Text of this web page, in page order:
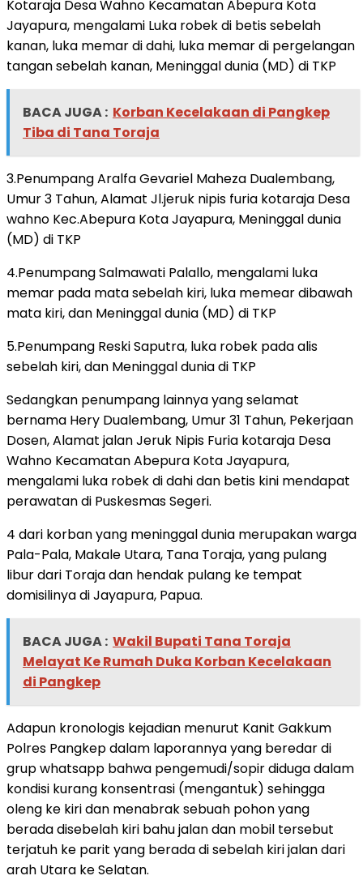
Kotaraja Desa Wahno Kecamatan Abepura Kota
Jayapura, mengalami Luka robek di betis sebelah
kanan, luka memar di dahi, luka memar di pergelangan
tangan sebelah kanan, Meninggal dunia (MD) di TKP
BACA JUGA : Korban Kecelakaan di Pangkep
Tiba di Tana Toraja
3.Penumpang Aralfa Gevariel Maheza Dualembang,
Umur 3 Tahun, Alamat Jl.jeruk nipis furia kotaraja Desa
wahno Kec.Abepura Kota Jayapura, Meninggal dunia
(MD) di TKP
4.Penumpang Salmawati Palallo, mengalami luka
memar pada mata sebelah kiri, luka memear dibawah
mata kiri, dan Meninggal dunia (MD) di TKP
5.Penumpang Reski Saputra, luka robek pada alis
sebelah kiri, dan Meninggal dunia di TKP
Sedangkan penumpang lainnya yang selamat
bernama Hery Dualembang, Umur 31 Tahun, Pekerjaan
Dosen, Alamat jalan Jeruk Nipis Furia kotaraja Desa
Wahno Kecamatan Abepura Kota Jayapura,
mengalami luka robek di dahi dan betis kini mendapat
perawatan di Puskesmas Segeri.
4 dari korban yang meninggal dunia merupakan warga
Pala-Pala, Makale Utara, Tana Toraja, yang pulang
libur dari Toraja dan hendak pulang ke tempat
domisilinya di Jayapura, Papua.
BACA JUGA : Wakil Bupati Tana Toraja
Melayat Ke Rumah Duka Korban Kecelakaan
di Pangkep
Adapun kronologis kejadian menurut Kanit Gakkum
Polres Pangkep dalam laporannya yang beredar di
grup whatsapp bahwa pengemudi/sopir diduga dalam
kondisi kurang konsentrasi (mengantuk) sehingga
oleng ke kiri dan menabrak sebuah pohon yang
berada disebelah kiri bahu jalan dan mobil tersebut
terjatuh ke parit yang berada di sebelah kiri jalan dari
arah Utara ke Selatan.